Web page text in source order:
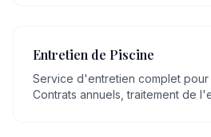
Entretien de Piscine
Service d'entretien complet pour
Contrats annuels, traitement de